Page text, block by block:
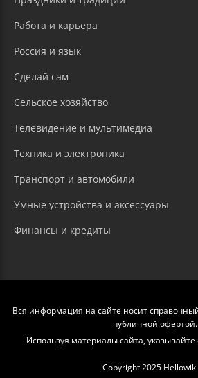
Работа и карьера
Россия и язык
Сделай сам
Сельское хозяйство
Телевидение и мультимедиа
Техника и электроника
Транспорт и автомобили
Умные устройства и аксессуары
Финансы и кредиты
Вся информация на сайте носит
публичной офертой.
Используя материалы сайта,
Copyright 2025